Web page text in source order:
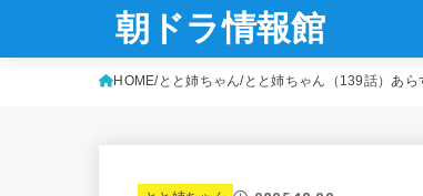
朝ドラ情報館
HOME とと姉ちゃん とと姉ちゃん（139話）あら